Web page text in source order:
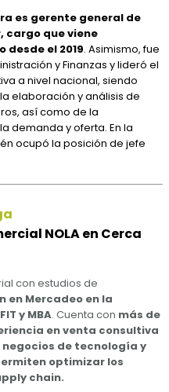
es gerente general de
cargo que viene
desde el 2019. Asimismo, fue
y Finanzas y lideró el
a nivel nacional, siendo
elaboración y análisis de
así como de la
demanda y oferta. En la
ocupó la posición de jefe
NOLA en Cerca
con estudios de
en Mercadeo en la
y MBA. Cuenta con más de
en venta consultiva
de tecnología y
optimizar los
chain.